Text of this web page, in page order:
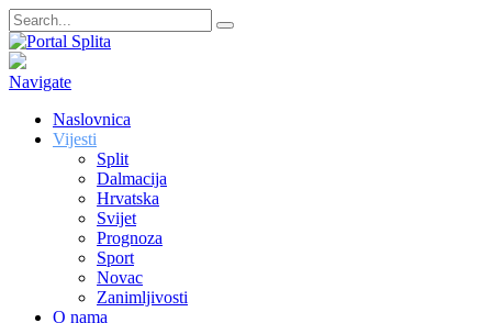
Navigate
Naslovnica
Vijesti
Split
Dalmacija
Hrvatska
Svijet
Prognoza
Sport
Novac
Zanimljivosti
O nama